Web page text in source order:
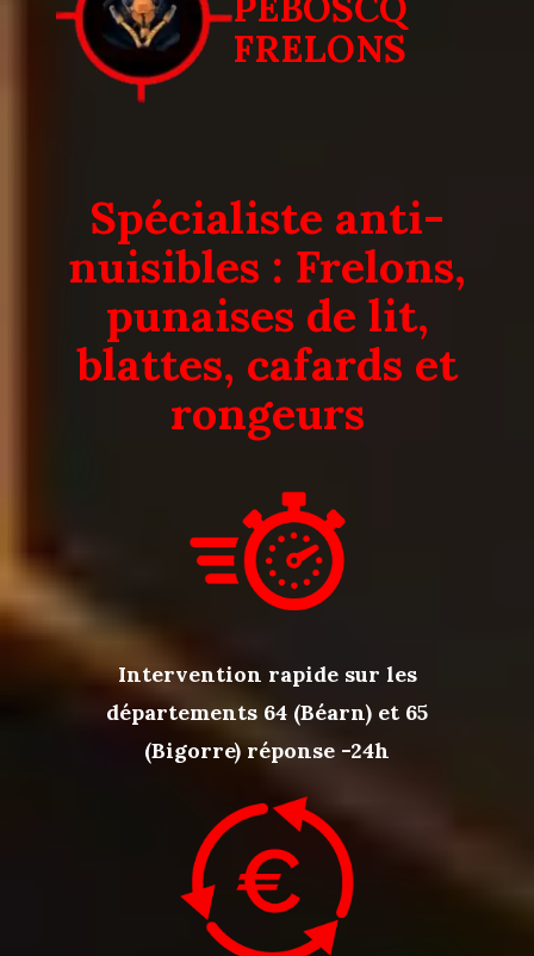
FRELONS
Spécialiste anti-
nuisibles : Frelons,
punaises de lit,
blattes, cafards et
rongeurs
Intervention rapide sur les
départements 64 (Béarn) et 65
(Bigorre) réponse -24h